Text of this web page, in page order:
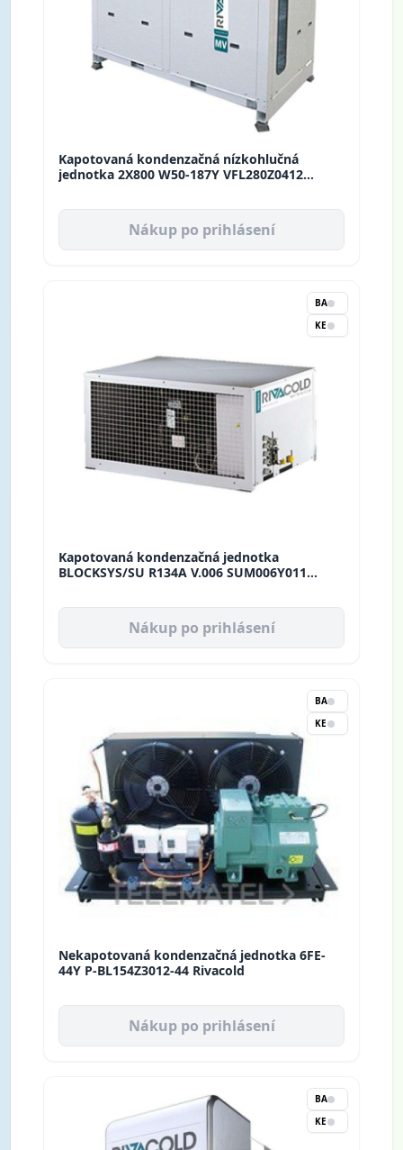
Kapotovaná kondenzačná nízkohlučná
jednotka 2X800 W50-187Y VFL280Z0412
Nákup po prihlásení
BA
KE
Kapotovaná kondenzačná jednotka
BLOCKSYS/SU R134A V.006 SUM006Y011
Nákup po prihlásení
BA
KE
Nekapotovaná kondenzačná jednotka 6FE-
44Y P-BL154Z3012-44 Rivacold
Nákup po prihlásení
BA
KE